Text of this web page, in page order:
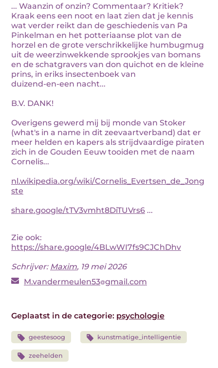
... Waanzin of onzin? Commentaar? Kritiek?
Kraak eens een noot en laat zien dat je kennis
wat verder reikt dan de geschiedenis van Pa
Pinkelman en het potteriaanse plot van de
horzel en de grote verschrikkelijke humbugmug
uit de weerzinwekkende sprookjes van bomans
en de schatgravers van don quichot en de kleine
prins, in eriks insectenboek van
duizend-en-een nacht...
B.V. DANK!
Overigens gewerd mij bij monde van Stoker
(what's in a name in dit zeevaartverband) dat er
meer helden en kapers als strijdvaardige piraten
zich in de Gouden Eeuw tooiden met de naam
Cornelis...
nl.wikipedia.org/wiki/Cornelis_Evertsen_de_Jong
ste
share.google/tTV3vmht8DiTUVrs6 ...
Zie ook:
https://share.google/4BLwWI7fs9CJChDhv
Schrijver: Maxim, 19 mei 2026
M.vandermeulen53 gmail.com
Geplaatst in de categorie: psychologie
geestesoog kunstmatige_intelligentie
zeehelden